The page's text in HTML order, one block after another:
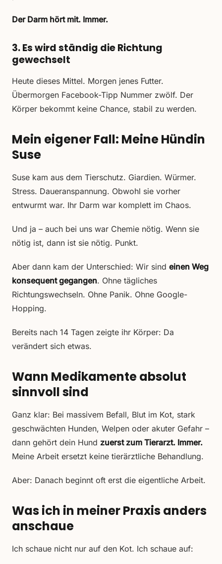
Der Darm hört mit. Immer.
3. Es wird ständig die Richtung
gewechselt
Heute dieses Mittel. Morgen jenes Futter.
Übermorgen Facebook-Tipp Nummer zwölf. Der
Körper bekommt keine Chance, stabil zu werden.
Mein eigener Fall: Meine Hündin
Suse
Suse kam aus dem Tierschutz. Giardien. Würmer.
Stress. Daueranspannung. Obwohl sie vorher
entwurmt war. Ihr Darm war komplett im Chaos.
Und ja – auch bei uns war Chemie nötig. Wenn sie
nötig ist, dann ist sie nötig. Punkt.
Aber dann kam der Unterschied: Wir sind einen Weg
konsequent gegangen. Ohne tägliches
Richtungswechseln. Ohne Panik. Ohne Google-
Hopping.
Bereits nach 14 Tagen zeigte ihr Körper: Da
verändert sich etwas.
Wann Medikamente absolut
sinnvoll sind
Ganz klar: Bei massivem Befall, Blut im Kot, stark
geschwächten Hunden, Welpen oder akuter Gefahr –
dann gehört dein Hund zuerst zum Tierarzt. Immer.
Meine Arbeit ersetzt keine tierärztliche Behandlung.
Aber: Danach beginnt oft erst die eigentliche Arbeit.
Was ich in meiner Praxis anders
anschaue
Ich schaue nicht nur auf den Kot. Ich schaue auf: